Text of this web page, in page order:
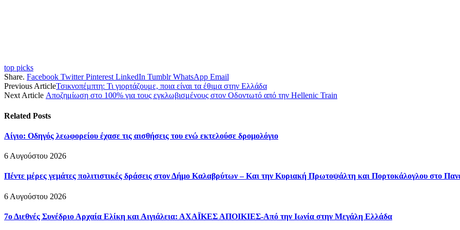
top picks
Share. Facebook Twitter Pinterest LinkedIn Tumblr WhatsApp Email
Previous ArticleΤσικνοπέμπτη: Τι γιορτάζουμε, ποια είναι τα έθιμα στην Ελλάδα
Next Article Αποζημίωση στο 100% για τους εγκλωβισμένους στον Οδοντωτό από την Hellenic Train
Related Posts
Αίγιο: Οδηγός λεωφορείου έχασε τις αισθήσεις του ενώ εκτελούσε δρομολόγιο
6 Αυγούστου 2026
Πέντε μέρες γεμάτες πολιτιστικές δράσεις στον Δήμο Καλαβρύτων – Και την Κυριακή Πρωτοψάλτη και Πορτοκάλογλου στο
6 Αυγούστου 2026
7ο Διεθνές Συνέδριο Αρχαία Ελίκη και Αιγιάλεια: ΑΧΑΪΚΕΣ ΑΠΟΙΚΙΕΣ-Από την Ιωνία στην Μεγάλη Ελλάδα